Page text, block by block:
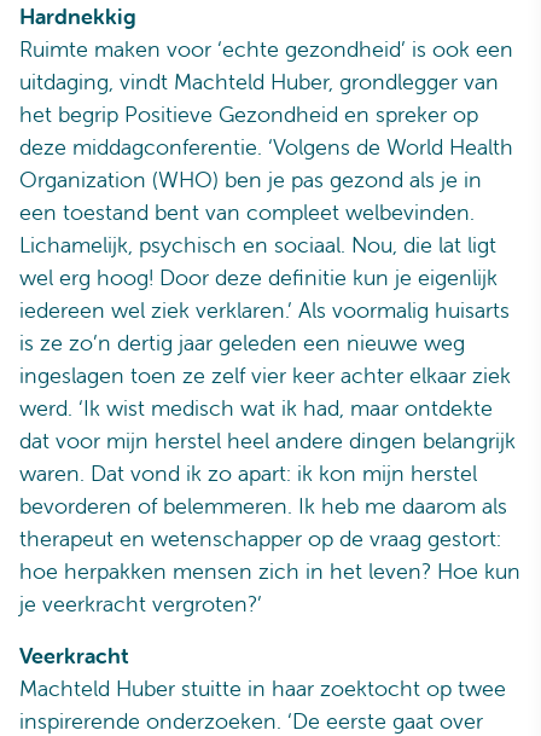
Hardnekkig
Ruimte maken voor ‘echte gezondheid’ is ook een
uitdaging, vindt Machteld Huber, grondlegger van
het begrip Positieve Gezondheid en spreker op
deze middagconferentie. ‘Volgens de World Health
Organization (WHO) ben je pas gezond als je in
een toestand bent van compleet welbevinden.
Lichamelijk, psychisch en sociaal. Nou, die lat ligt
wel erg hoog! Door deze definitie kun je eigenlijk
iedereen wel ziek verklaren.’ Als voormalig huisarts
is ze zo’n dertig jaar geleden een nieuwe weg
ingeslagen toen ze zelf vier keer achter elkaar ziek
werd. ‘Ik wist medisch wat ik had, maar ontdekte
dat voor mijn herstel heel andere dingen belangrijk
waren. Dat vond ik zo apart: ik kon mijn herstel
bevorderen of belemmeren. Ik heb me daarom als
therapeut en wetenschapper op de vraag gestort:
hoe herpakken mensen zich in het leven? Hoe kun
je veerkracht vergroten?’
Veerkracht
Machteld Huber stuitte in haar zoektocht op twee
inspirerende onderzoeken. ‘De eerste gaat over